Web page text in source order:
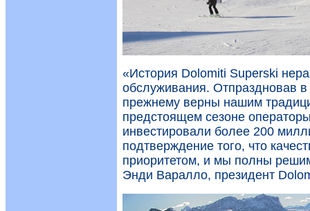
«История Dolomiti Superski
обслуживания. Отпраздновав
прежнему верны нашим
предстоящем сезоне
инвестировали более 200
подтверждение того, что
приоритетом, и мы полны
Энди Варалло, президент